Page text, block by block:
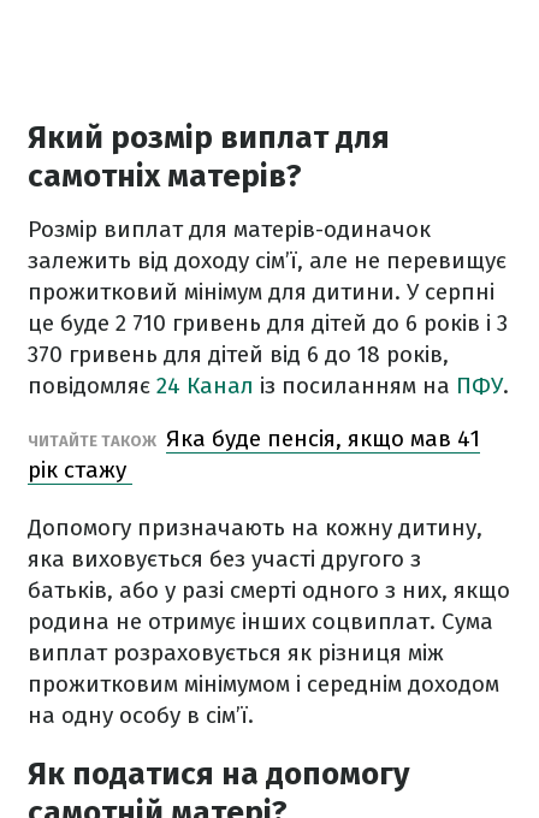
Який розмір виплат для
самотніх матерів?
Розмір виплат для матерів-одиначок
залежить від доходу сім’ї, але не перевищує
прожитковий мінімум для дитини. У серпні
це буде 2 710 гривень для дітей до 6 років і 3
370 гривень для дітей від 6 до 18 років,
повідомляє 24 Канал із посиланням на ПФУ.
ЧИТАЙТЕ ТАКОЖ Яка буде пенсія, якщо мав 41
рік стажу
Допомогу призначають на кожну дитину,
яка виховується без участі другого з
батьків, або у разі смерті одного з них, якщо
родина не отримує інших соцвиплат. Сума
виплат розраховується як різниця між
прожитковим мінімумом і середнім доходом
на одну особу в сім’ї.
Як податися на допомогу